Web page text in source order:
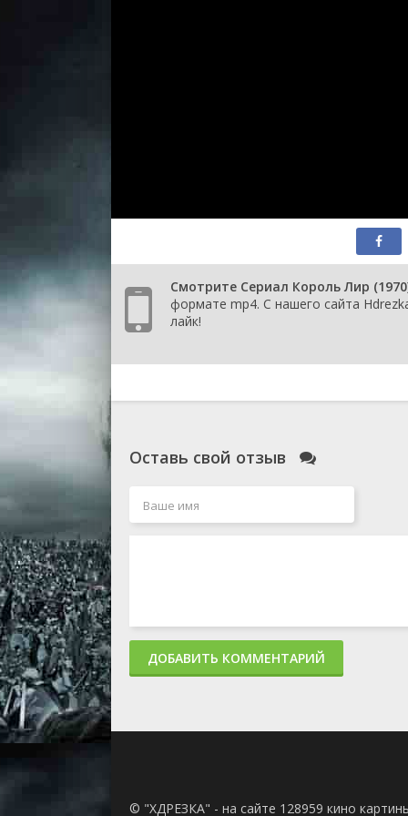
Смотрите Сериал Король Лир
формате mp4. С нашего сайта
лайк!
Оставь свой отзыв
ДОБАВИТЬ КОММЕНТАРИЙ
© "ХДРЕЗКА" - на сайте 128959 кино